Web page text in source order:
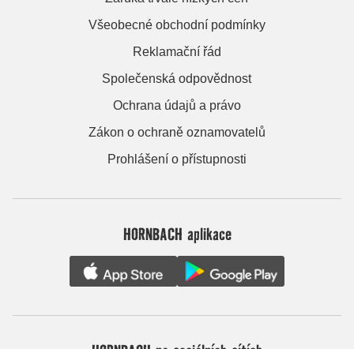
Všeobecné obchodní podmínky
Reklamační řád
Společenská odpovědnost
Ochrana údajů a právo
Zákon o ochraně oznamovatelů
Prohlášení o přístupnosti
HORNBACH aplikace